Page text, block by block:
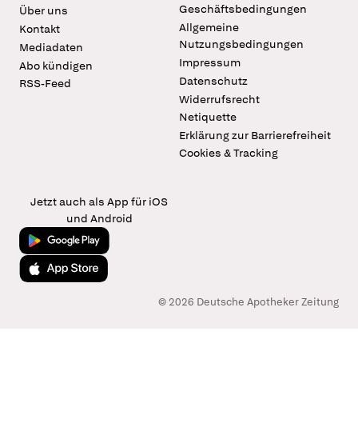
Über uns
Kontakt
Mediadaten
Abo kündigen
RSS-Feed
Geschäftsbedingungen
Allgemeine
Nutzungsbedingungen
Impressum
Datenschutz
Widerrufsrecht
Netiquette
Erklärung zur Barrierefreiheit
Cookies & Tracking
Jetzt auch als App für iOS
und Android
Jetzt bei Google Play
Laden im App Store
© 2026 Deutsche Apotheker Zeitung